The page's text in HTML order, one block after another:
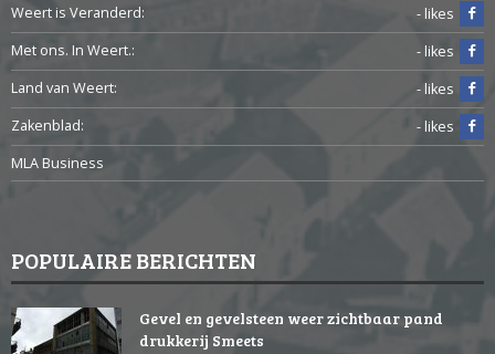
Weert is Veranderd:
- likes
Met ons. In Weert.:
- likes
Land van Weert:
- likes
Zakenblad:
- likes
MLA Business
POPULAIRE BERICHTEN
Gevel en gevelsteen weer zichtbaar pand
drukkerij Smeets